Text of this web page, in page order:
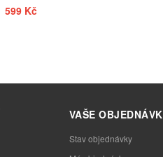
599 Kč
VAŠE
Stav objednávky